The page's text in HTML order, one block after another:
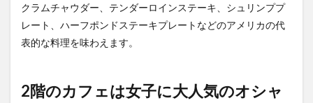
クラムチャウダー、テンダーロインステーキ、シュリンププ
レート、ハーフポンドステーキプレートなどのアメリカの代
表的な料理を味わえます。
2階のカフェは女子に大人気のオシャ